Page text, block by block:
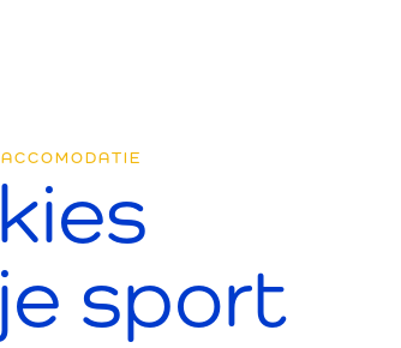
ACCOMODATIE
kies
je sport